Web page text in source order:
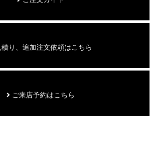
り、追加注文依頼はこちら
ご来店予約はこちら